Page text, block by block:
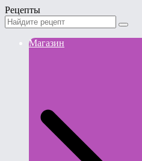
Рецепты
Магазин